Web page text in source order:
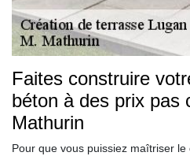
Faites construire
béton à des prix pas
Mathurin
Pour que vous puissiez maîtriser